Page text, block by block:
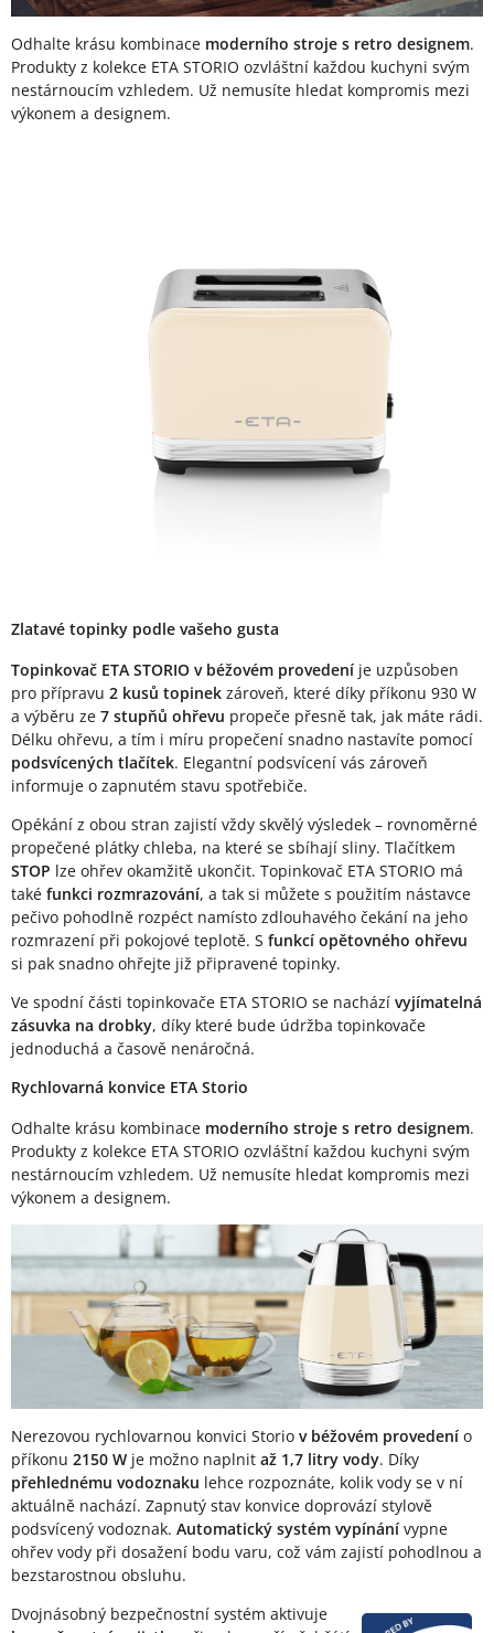
Odhalte krásu kombinace moderního stroje s retro designem.
Produkty z kolekce ETA STORIO ozvláštní každou kuchyni svým
nestárnoucím vzhledem. Už nemusíte hledat kompromis mezi
výkonem a designem.
Zlatavé topinky podle vašeho gusta
Topinkovač ETA STORIO v béžovém provedení je uzpůsoben
pro přípravu 2 kusů topinek zároveň, které díky příkonu 930 W
a výběru ze 7 stupňů ohřevu propeče přesně tak, jak máte rádi.
Délku ohřevu, a tím i míru propečení snadno nastavíte pomocí
podsvícených tlačítek. Elegantní podsvícení vás zároveň
informuje o zapnutém stavu spotřebiče.
Opékání z obou stran zajistí vždy skvělý výsledek – rovnoměrné
propečené plátky chleba, na které se sbíhají sliny. Tlačítkem
STOP lze ohřev okamžitě ukončit. Topinkovač ETA STORIO má
také funkci rozmrazování, a tak si můžete s použitím nástavce
pečivo pohodlně rozpéct namísto zdlouhavého čekání na jeho
rozmrazení při pokojové teplotě. S funkcí opětovného ohřevu
si pak snadno ohřejte již připravené topinky.
Ve spodní části topinkovače ETA STORIO se nachází vyjímatelná
zásuvka na drobky, díky které bude údržba topinkovače
jednoduchá a časově nenáročná.
Rychlovarná konvice ETA Storio
Odhalte krásu kombinace moderního stroje s retro designem.
Produkty z kolekce ETA STORIO ozvláštní každou kuchyni svým
nestárnoucím vzhledem. Už nemusíte hledat kompromis mezi
výkonem a designem.
Nerezovou rychlovarnou konvici Storio v béžovém provedení o
příkonu 2150 W je možno naplnit až 1,7 litry vody. Díky
přehlednému vodoznaku lehce rozpoznáte, kolik vody se v ní
aktuálně nachází. Zapnutý stav konvice doprovází stylově
podsvícený vodoznak. Automatický systém vypínání vypne
ohřev vody při dosažení bodu varu, což vám zajistí pohodlnou a
bezstarostnou obsluhu.
Dvojnásobný bezpečnostní systém aktivuje